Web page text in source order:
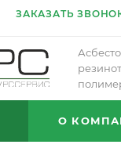
ЗАКАЗАТЬ
О